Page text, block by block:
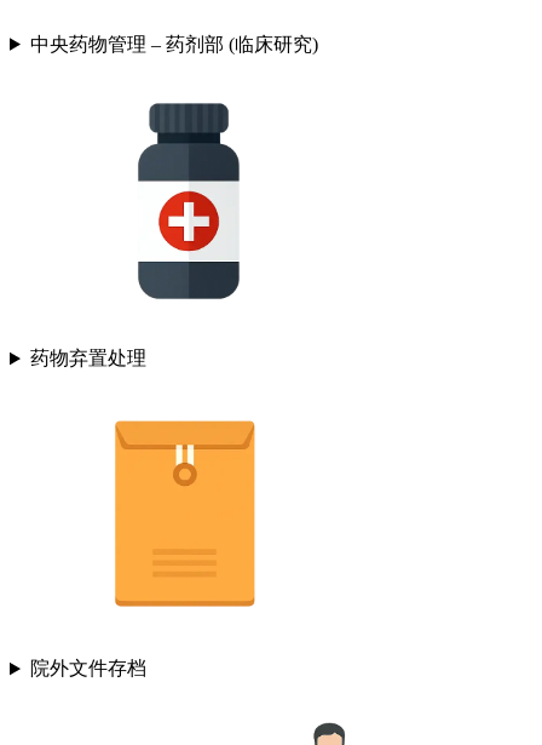
中央药物管理 – 药剂部 (临床研究)
药物弃置处理
院外文件存档